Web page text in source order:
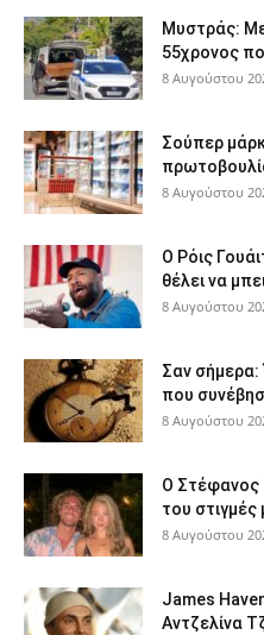
Μυστράς:
55χρονος
8 Αυγούστου
Σούπερ
8 Αυγούστου
Ο Ρόις
θέλει να
8 Αυγούστου
Σαν σήμερα:
που
8 Αυγούστου
Ο Στέφανος
του στιγμές
8 Αυγούστου
James
Αντζελίνα